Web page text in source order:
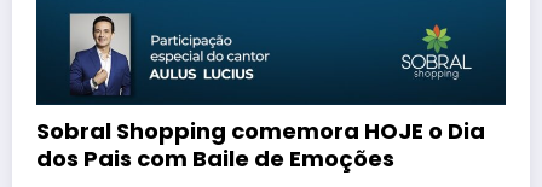
Sobral Shopping comemora HOJE o Dia
dos Pais com Baile de Emoções